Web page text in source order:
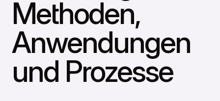
Methoden,
Anwendungen
und Prozesse